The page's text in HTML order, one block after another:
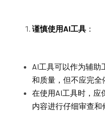
谨慎使用AI工具 ：
AI工具可以作为辅助
和质量，但不应完全
在使用AI工具时，应
内容进行仔细审查和